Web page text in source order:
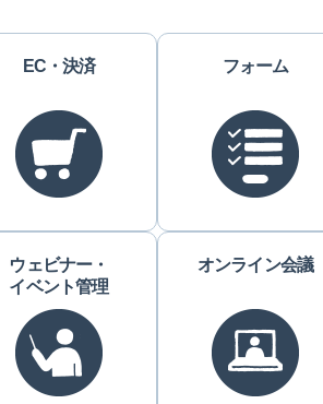
EC・決済 フォーム
ウェビナー・
イベント管理
オンライン会議